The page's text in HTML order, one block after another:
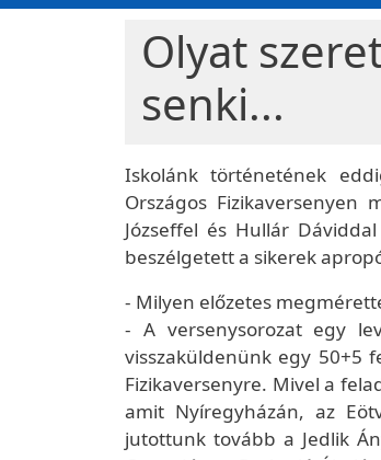
Olyat
senki...
Iskolánk történetének
Országos Fizikaversenyen
Józseffel és Hullár
beszélgetett a sikerek
- Milyen előzetes
- A versenysorozat egy
visszaküldenünk egy 50+5
Fizikaversenyre. Mivel a
amit Nyíregyházán, az
jutottunk tovább a Jedlik